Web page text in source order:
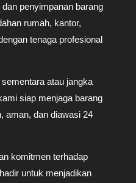
penyimpanan barang
rumah, kantor,
tenaga profesional
atau jangka
siap menjaga barang
aman, dan diawasi 24
komitmen terhadap
untuk menjadikan